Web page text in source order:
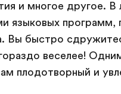
и многое другое. В
языковых
Вы быстро
веселее!
плодотворный и